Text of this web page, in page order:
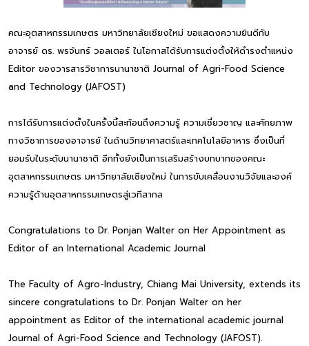
คณะอุตสาหกรรมเกษตร มหาวิทยาลัยเชียงใหม่ ขอแสดงความยินดีกับ
อาจารย์ ดร. พรจันทร์ วอลเตอร์ ในโอกาสได้รับการแต่งตั้งให้ดำรงตำแหน่ง
Editor ของวารสารวิชาการนานาชาติ Journal of Agri-Food Science
and Technology (JAFOST)
การได้รับการแต่งตั้งในครั้งนี้สะท้อนถึงความรู้ ความเชี่ยวชาญ และศักยภาพ
ทางวิชาการของอาจารย์ ในด้านวิทยาศาสตร์และเทคโนโลยีอาหาร ซึ่งเป็นที่
ยอมรับในระดับนานาชาติ อีกทั้งยังเป็นการเสริมสร้างบทบาทของคณะ
อุตสาหกรรมเกษตร มหาวิทยาลัยเชียงใหม่ ในการขับเคลื่อนงานวิจัยและองค์
ความรู้ด้านอุตสาหกรรมเกษตรสู่เวทีสากล
Congratulations to Dr. Ponjan Walter on Her Appointment as
Editor of an International Academic Journal
The Faculty of Agro-Industry, Chiang Mai University, extends its
sincere congratulations to Dr. Ponjan Walter on her
appointment as Editor of the international academic journal
Journal of Agri-Food Science and Technology (JAFOST).